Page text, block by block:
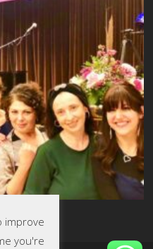
improve
you're